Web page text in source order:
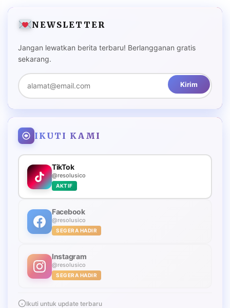
NEWSLETTER
Jangan lewatkan berita terbaru! Berlangganan gratis
sekarang.
Kirim
IKUTI KAMI
TikTok
@resolusico
AKTIF
Facebook
@resolusico
SEGERA HADIR
Instagram
@resolusico
SEGERA HADIR
Ikuti untuk update terbaru